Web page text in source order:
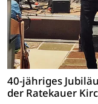
40-jähriges
der Ratekauer